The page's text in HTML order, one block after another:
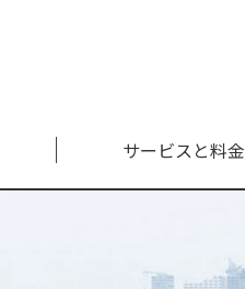
サービスと料金